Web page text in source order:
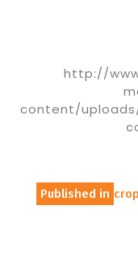
http://
content/
Navigation
Published in